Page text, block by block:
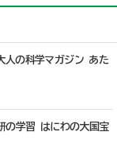
人の科学マガジン あた
の学習 はにわの大国宝